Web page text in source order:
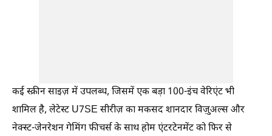
कई स्क्रीन साइज़ में उपलब्ध, जिसमें एक बड़ा 100-इंच वेरिएंट भी
शामिल है, लेटेस्ट U7SE सीरीज़ का मकसद शानदार विज़ुअल्स और
नेक्स्ट-जेनरेशन गेमिंग फीचर्स के साथ होम एंटरटेनमेंट को फिर से